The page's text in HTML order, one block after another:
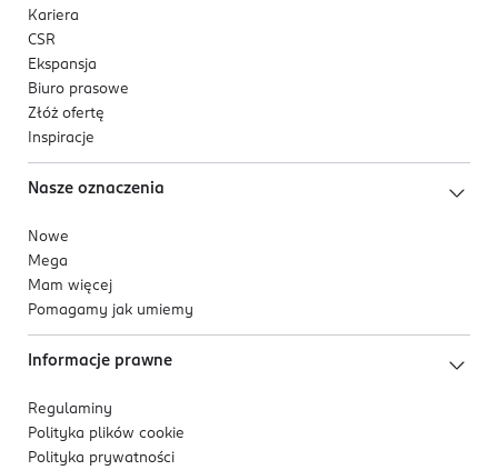
Kariera
CSR
Ekspansja
Biuro prasowe
Złóż ofertę
Inspiracje
Nasze oznaczenia
Nowe
Mega
Mam więcej
Pomagamy jak umiemy
Informacje prawne
Regulaminy
Polityka plików cookie
Polityka prywatności